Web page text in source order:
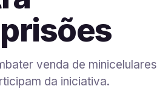
venda de minicelulares
da iniciativa.